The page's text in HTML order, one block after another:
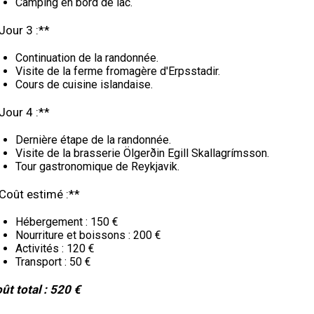
Camping en bord de lac.
3 :**
Continuation de la randonnée.
Visite de la ferme fromagère d'Erpsstadir.
Cours de cuisine islandaise.
4 :**
Dernière étape de la randonnée.
Visite de la brasserie Ölgerðin Egill Skallagrímsson.
Tour gastronomique de Reykjavik.
estimé :**
Hébergement : 150 €
Nourriture et boissons : 200 €
Activités : 120 €
Transport : 50 €
total : 520 €